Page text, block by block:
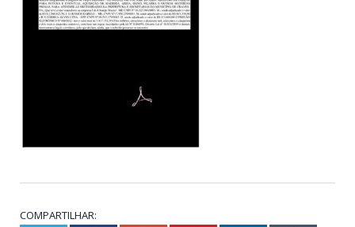
COMPARTILHAR: